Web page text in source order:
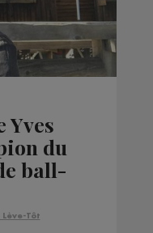
Yves
du
ball-
Lève-Tôt